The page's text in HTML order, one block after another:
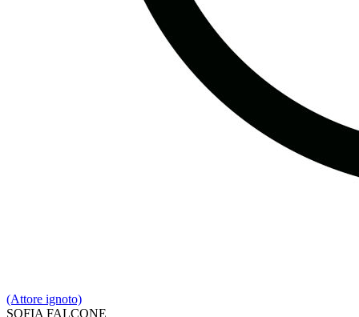
(Attore ignoto)
SOFIA FALCONE